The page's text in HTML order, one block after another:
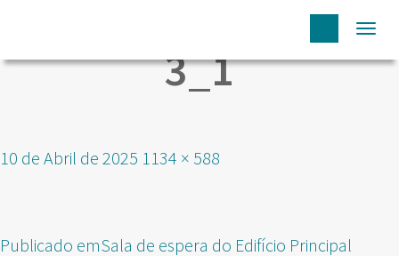
3_1
Publicado
10 de Abril de 2025 Tamanho
1134 × 588
NAVEGAÇÃO
Publicado emSala de espera do Edifício Principal